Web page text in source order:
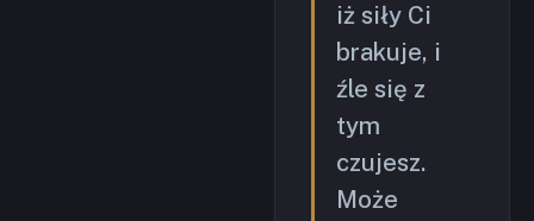
iż siły Ci
brakuje, i
źle się z
tym
czujesz.
Może